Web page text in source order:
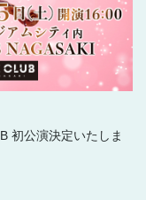
初公演決定いたしま